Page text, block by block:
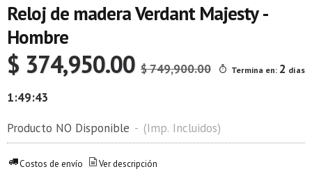
Reloj de madera Verdant Majesty -
Hombre
$ 374,950.00 $ 749,900.00 Termina en: 2 días
1:49:42
Producto NO Disponible - (Imp. Incluidos)
Costos de envío Ver descripción